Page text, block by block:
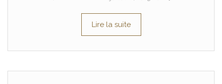
Lire la suite